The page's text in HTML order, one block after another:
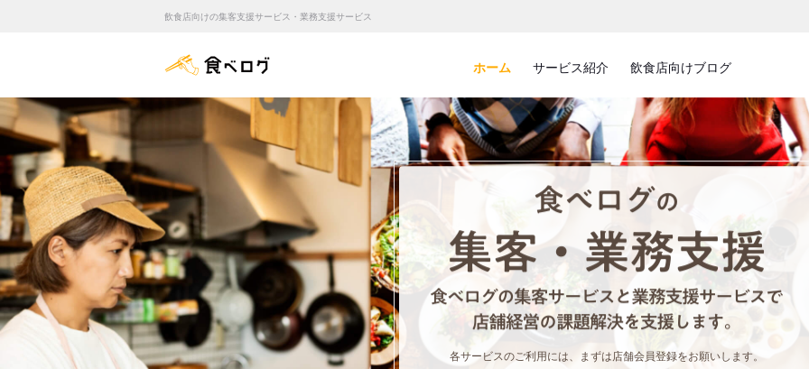
飲食店向けの集客支援サービス・業務支援サービス
ホーム サービス紹介 飲食店向けブログ
食べロ
各サービスのご利用には、まずは店舗会員登録をお願いします。